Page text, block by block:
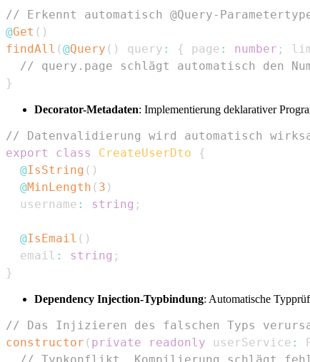
// Erkennt automatisch @Query-
@Get ( )
findAll (@Query ( ) query : { page : number ;
// query.page schlägt automatisch den
}
Decorator-Metadaten: Implementierung deklarativer
// Datenvalidierung wird automatisch
export
class CreateUserDto
{
@IsString ( )
@MinLength ( 3 )
  username
: string ;
@IsEmail ( )
  email
: string ;
}
Dependency Injection-Typbindung: Automatische
// Das Injizieren des falschen Typs
constructor ( private readonly userService :